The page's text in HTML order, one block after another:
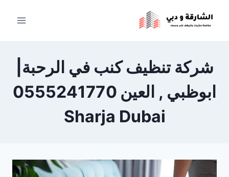
شركة تنظيف كنب في الرحبة|
ابوظبي , العين 0555241770
Sharja Dubai